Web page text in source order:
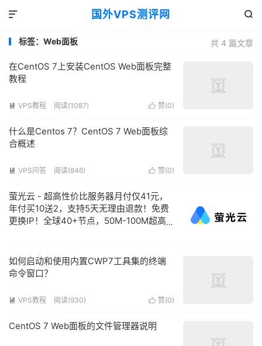
国外VPS测评网 

共 4 篇文章
标签：Web面板
在CentOS 7上安装CentOS Web面板完整
教程
 赞(0)
 VPS教程 阅读(1087)
什么是Centos 7？CentOS 7 Web面板综
合概述
 赞(0)
 VPS问答 阅读(846)
萤光云 - 超高性价比服务器月付仅41元，
年付买10送2，支持5天无理由退款！免费
更换IP！全球40+节点，50M-100M超高
如何启动和使用内置CWP7工具集的终端
命令窗口？
 赞(0)
 VPS教程 阅读(930)
CentOS 7 Web面板的文件管理器说明